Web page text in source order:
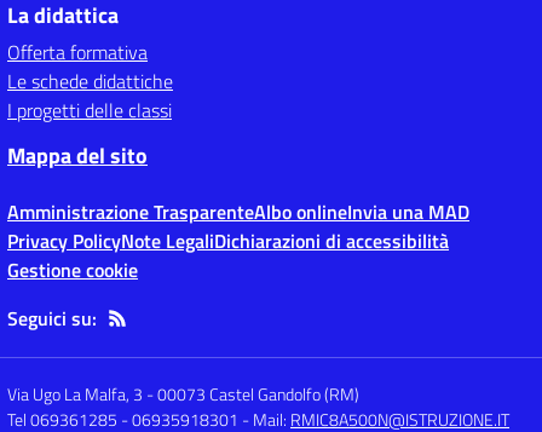
La didattica
Offerta formativa
Le schede didattiche
I progetti delle classi
Mappa del sito
Amministrazione TrasparenteAlbo onlineInvia una MAD
Privacy PolicyNote LegaliDichiarazioni di accessibilità
Gestione cookie
Seguici su:
Via Ugo La Malfa, 3 -00073 Castel Gandolfo (RM)
Tel 069361285 - 06935918301 - Mail: RMIC8A500N@ISTRUZIONE.IT